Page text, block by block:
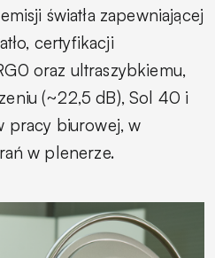
światła zapewniającej
certyfikacji
oraz ultraszybkiemu,
(~22,5 dB), Sol 40 i
pracy biurowej, w
w plenerze.